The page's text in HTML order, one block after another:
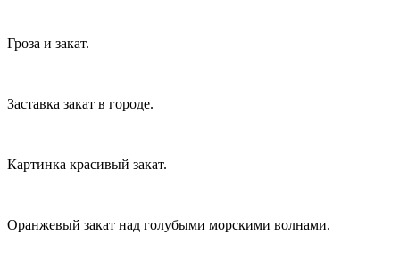
Гроза и закат.
Заставка закат в городе.
Картинка красивый закат.
Оранжевый закат над голубыми морскими волнами.